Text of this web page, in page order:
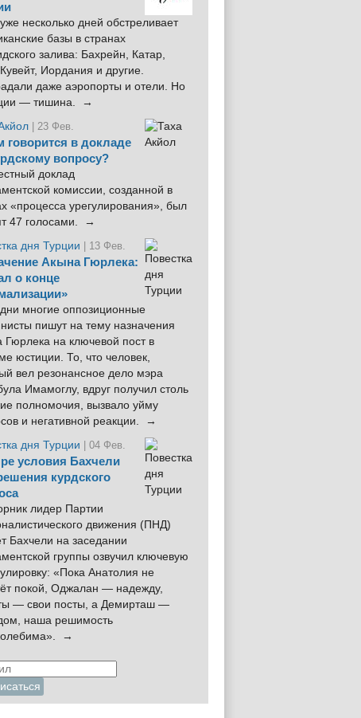
несколько дней обстреливает
базы в странах
залива: Бахрейн, Катар,
Иордания и другие.
даже аэропорты и отели. Но
— тишина. →
| 23 Фев.
говорится в докладе
вопросу?
доклад
комиссии, созданной в
«процесса урегулирования», был
47 голосами. →
дня Турции
| 13 Фев.
Акына Гюрлека:
о конце
дни многие оппозиционные
пишут на тему назначения
Гюрлека на ключевой пост в
юстиции. То, что человек,
вел резонансное дело мэра
Имамоглу, вдруг получил столь
полномочия, вызвало уйму
и негативной реакции. →
дня Турции
| 04 Фев.
условия Бахчели
курдского
лидер Партии
движения (ПНД)
Бахчели на заседании
группы озвучил ключевую
«Пока Анатолия не
покой, Оджалан — надежду,
— свои посты, а Демирташ —
наша решимость
→